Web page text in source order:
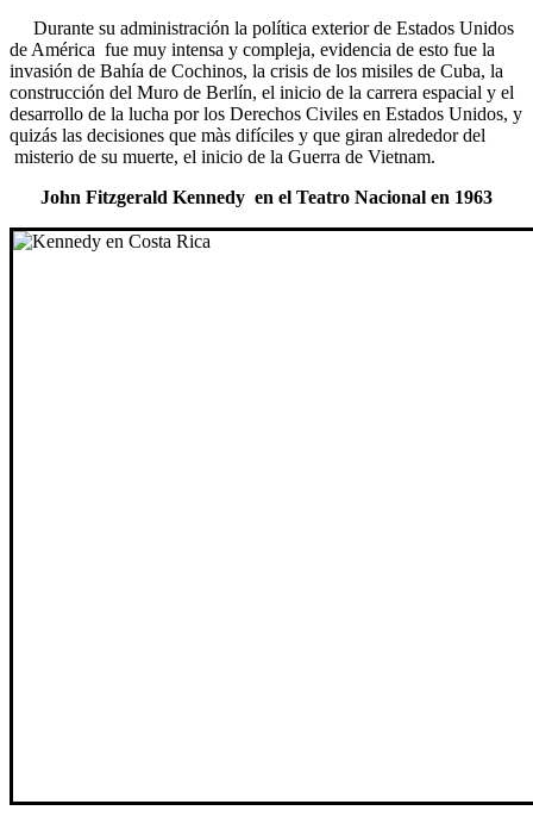
Durante su administración la política exterior de Estados Unidos
de América fue muy intensa y compleja, evidencia de esto fue la
invasión de Bahía de Cochinos, la crisis de los misiles de Cuba, la
construcción del Muro de Berlín, el inicio de la carrera espacial y el
desarrollo de la lucha por los Derechos Civiles en Estados Unidos, y
quizás las decisiones que màs difíciles y que giran alrededor del
misterio de su muerte, el inicio de la Guerra de Vietnam.
John Fitzgerald Kennedy en el Teatro Nacional en 1963